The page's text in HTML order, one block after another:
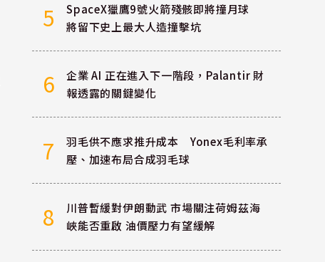
5
SpaceX獵鷹9號火箭殘骸即將撞月球
將留下史上最大人造撞擊坑
6
企業 AI 正在進入下一階段，Palantir 財
報透露的關鍵變化
7
羽毛供不應求推升成本 Yonex毛利率承
壓、加速布局合成羽毛球
8
川普暫緩對伊朗動武 市場關注荷姆茲海
峽能否重啟 油價壓力有望緩解